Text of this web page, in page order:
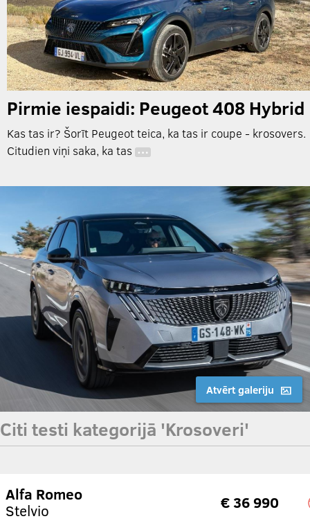
Pirmie iespaidi: Peugeot 408 Hybrid
Kas tas ir? Šorīt Peugeot teica, ka tas ir coupe - krosovers.
Citudien viņi saka, ka tas …
Atvērt galeriju
Citi testi kategorijā 'Krosoveri'
Alfa Romeo
Stelvio
€ 36 990